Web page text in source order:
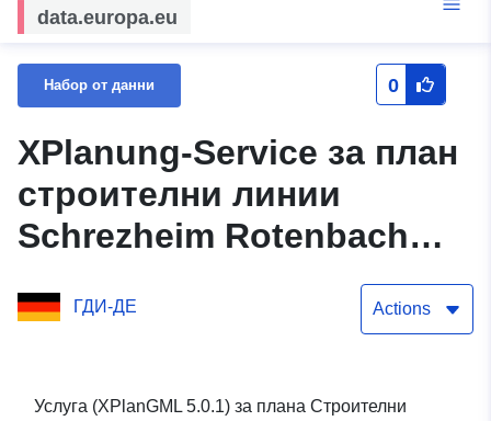
data.europa.eu
Набор от данни 0
XPlanung-Service за план
строителни линии
Schrezheim Rotenbach
Am Ortsweg No. 3 и No. 4
(XPlanGML 5.0.1)
ГДИ-ДЕ Actions
Услуга (XPlanGML 5.0.1) за плана Строителни